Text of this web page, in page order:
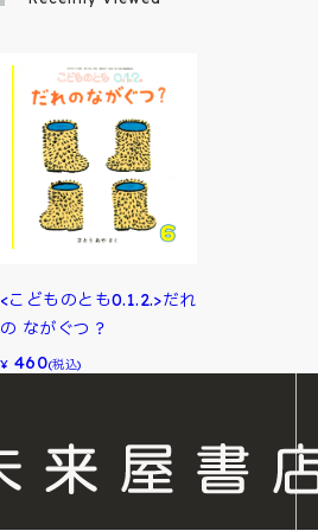
<こどものとも0.1.2.>だれ
の ながぐつ？
¥ 460(税込)